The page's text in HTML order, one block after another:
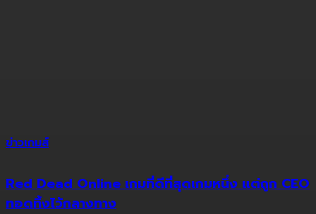
ข่าวเกมส์
Red Dead Online เกมที่ดีที่สุดเกมหนึ่ง แต่ถูก CEO
ทอดทิ้งไว้กลางทาง